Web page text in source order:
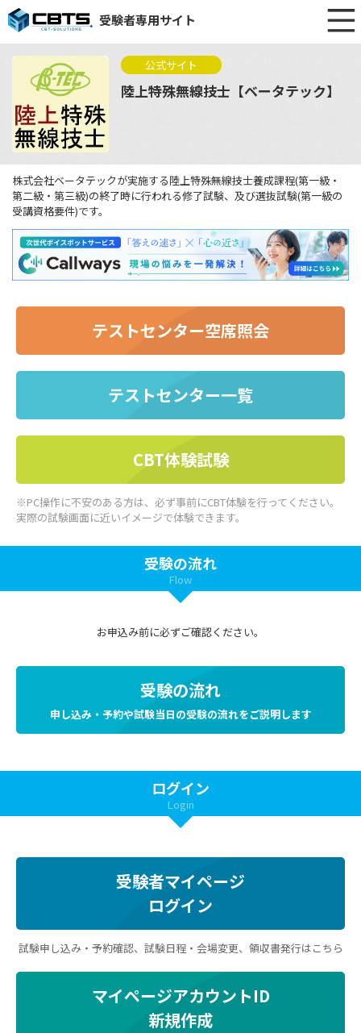
受験者専用サイト
公式サイト
陸上特殊無線技士【ベータテック】
株式会社ベータテックが実施する陸上特殊無線技士養成課程(第一級・
第二級・第三級)の終了時に行われる修了試験、及び選抜試験(第一級の
受講資格要件)です。
テストセンター空席照会
テストセンター一覧
CBT体験試験
※PC操作に不安のある方は、必ず事前にCBT体験を行ってください。
実際の試験画面に近いイメージで体験できます。
受験の流れ
Flow
お申込み前に必ずご確認ください。
受験の流れ
申し込み・予約や試験当日の受験の流れをご説明します
ログイン
Login
受験者マイページ
ログイン
試験申し込み・予約確認、試験日程・会場変更、領収書発行はこちら
マイページアカウントID
新規作成